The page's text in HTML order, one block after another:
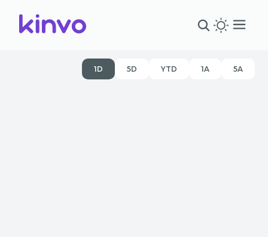
1D 5D YTD 1A 5A